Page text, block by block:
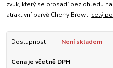
zvuk, který se prosadí bez ohledu
atraktivní barvě Cherry Brow... celý
Dostupnost Není skladem
Cena je včetně DPH